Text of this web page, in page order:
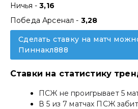
Ничья -3,16
Победа Арсенал - 3,28
Сделать ставку на матч
Пиннакл888
Ставки на статистику
ПСЖ не проигрывает 5
В 5 из 7 матчах ПСЖ